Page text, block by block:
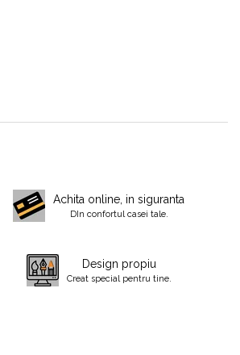
Achita online, in siguranta
DIn confortul casei tale.
Design propiu
Creat special pentru tine.